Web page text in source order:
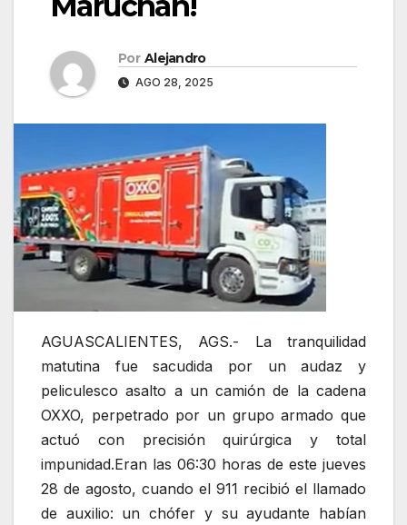
Por Alejandro
AGO 28, 2025
AGUASCALIENTES, AGS.- La tranquilidad
matutina fue sacudida por un audaz y
peliculesco asalto a un camión de la cadena
OXXO, perpetrado por un grupo armado que
actuó con precisión quirúrgica y total
impunidad.Eran las 06:30 horas de este jueves
28 de agosto, cuando el 911 recibió el llamado
de auxilio: un chófer y su ayudante habían